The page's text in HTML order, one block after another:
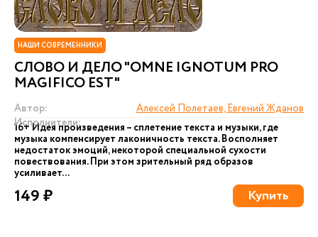
НАШИ СОВРЕМЕННИКИ
СЛОВО И ДЕЛО "OMNE IGNOTUM PRO
MAGIFICO EST"
Автор:
Алексей Полетаев, Евгений Жданов
Исполнители:
16+ Идея произведения – сплетение текста и музыки, где
музыка компенсирует лаконичность текста. Восполняет
недостаток эмоций, некоторой специальной сухости
повествования. При этом зрительный ряд образов
усиливает...
149 ₽ Купить